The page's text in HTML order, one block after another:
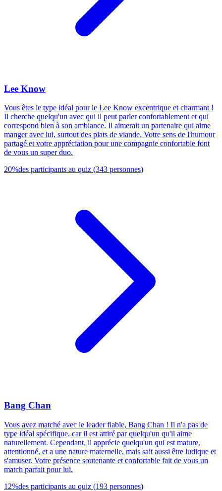
Lee Know
Vous êtes le type idéal pour le Lee Know excentrique et charmant !
Il cherche quelqu'un avec qui il peut parler confortablement et qui
correspond bien à son ambiance. Il aimerait un partenaire qui aime
manger avec lui, surtout des plats de viande. Votre sens de l'humour
partagé et votre appréciation pour une compagnie confortable font
de vous un super duo.
20%des participants au quiz (343 personnes)
Bang Chan
Vous avez matché avec le leader fiable, Bang Chan ! Il n'a pas de
type idéal spécifique, car il est attiré par quelqu'un qu'il aime
naturellement. Cependant, il apprécie quelqu'un qui est mature,
attentionné, et a une nature maternelle, mais sait aussi être ludique et
s'amuser. Votre présence soutenante et confortable fait de vous un
match parfait pour lui.
12%des participants au quiz (193 personnes)